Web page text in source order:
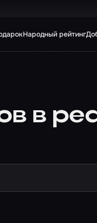
Народный рейтинг
в